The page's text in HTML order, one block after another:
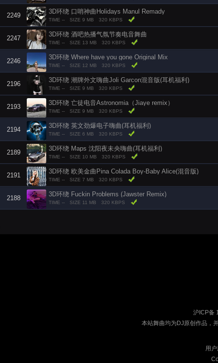
2249
3D环绕 口哨神曲Holidays Manul Remady
TIME -- SIZE 9 MB 320 KBPS
2247
3D环绕 酒吧热播气氛节奏电音舞曲
TIME -- SIZE 13 MB 320 KBPS
2246
3D环绕 Where have you gone Original Mix
TIME -- SIZE 12 MB 320 KBPS
2196
3D环绕 潮牌外文嗨曲Joli Garcon混音版(耳机福利)
TIME -- SIZE 9 MB 320 KBPS
2193
3D环绕 亡徒电音Astronomia（Jiaye remix）
TIME -- SIZE 9 MB 320 KBPS
2194
3D环绕 英文劲爆电子嗨曲(耳机福利)
TIME -- SIZE 6 MB 320 KBPS
2189
3D环绕 Maps 沈阳夜未央嗨曲(耳机福利)
TIME -- SIZE 10 MB 320 KBPS
2191
3D环绕 欧美金曲Pina Colada Boy-Baby Alice(混音版)
TIME -- SIZE 7 MB 320 KBPS
2188
3D环绕 Fuckin Problems (Jawster Remix)
TIME -- SIZE 11 MB 320 KBPS
沪ICP备
本站舞曲均为DJ原创作品，
用